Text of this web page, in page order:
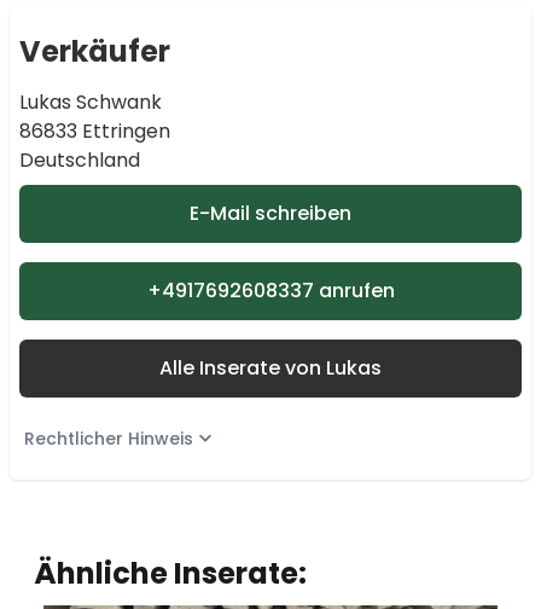
Verkäufer
Lukas Schwank
86833 Ettringen
Deutschland
E-Mail schreiben
+4917692608337 anrufen
Alle Inserate von Lukas
Rechtlicher Hinweis
Ähnliche Inserate: